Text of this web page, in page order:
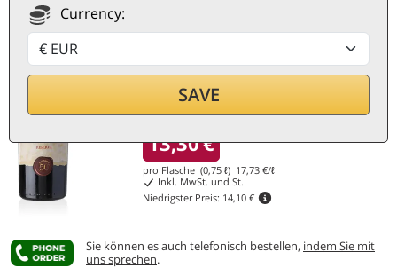
Currency:
SAVE
Rabatt 5%
13,30€
pro Flasche (0,75 ℓ) 17,73 €/ℓ
Inkl. MwSt. und St.
Niedrigster Preis: 14,10 €
Sie können es auch telefonisch bestellen, indem Sie mit
uns sprechen.